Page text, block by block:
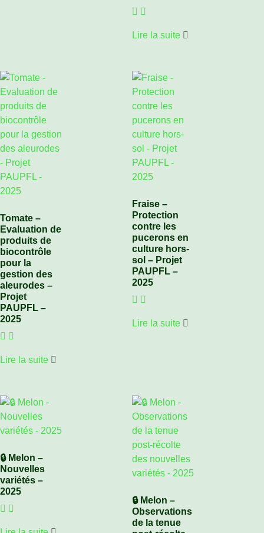
Lire la suite
Tomate –
Evaluation de
produits de
biocontrôle
pour la
gestion des
aleurodes –
Projet
PAUPFL –
2025
Lire la suite
Fraise –
Protection
contre les
pucerons en
culture hors-
sol – Projet
PAUPFL –
2025
Lire la suite
🔒 Melon –
Nouvelles
variétés –
2025
🔒 Melon –
Observations
de la tenue